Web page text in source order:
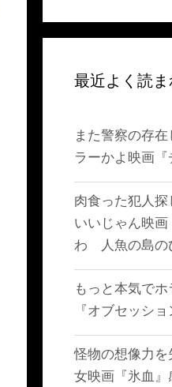
最近よく読
また警察の存
ラーかよ映画
肉食った犯人
いいじゃん映
わ 人魚の島の
もっと本気で
『オブセッシ
怪物の想像力
女映画『氷血』